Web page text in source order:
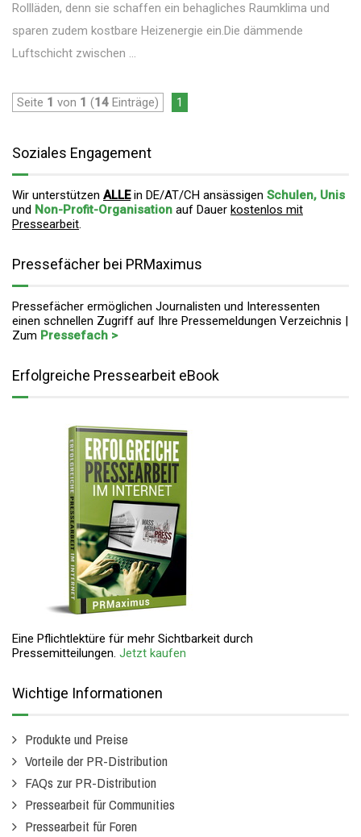
Rollläden, denn sie schaffen ein behagliches Raumklima und
sparen zudem kostbare Heizenergie ein.Die dämmende
Luftschicht zwischen ...
Seite 1 von 1 (14 Einträge) 1
Soziales Engagement
Wir unterstützen ALLEin DE/AT/CH ansässigen Schulen, Unis
und Non-Profit-Organisation auf Dauer kostenlos mit
Pressearbeit.
Pressefächer bei PRMaximus
Pressefächer ermöglichen Journalisten und Interessenten
einen schnellen Zugriff auf Ihre Pressemeldungen Verzeichnis |
Zum Pressefach >
Erfolgreiche Pressearbeit eBook
Eine Pflichtlektüre für mehr Sichtbarkeit durch
Pressemitteilungen. Jetzt kaufen
Wichtige Informationen
Produkte und Preise
Vorteile der PR-Distribution
FAQs zur PR-Distribution
Pressearbeit für Communities
Pressearbeit für Foren